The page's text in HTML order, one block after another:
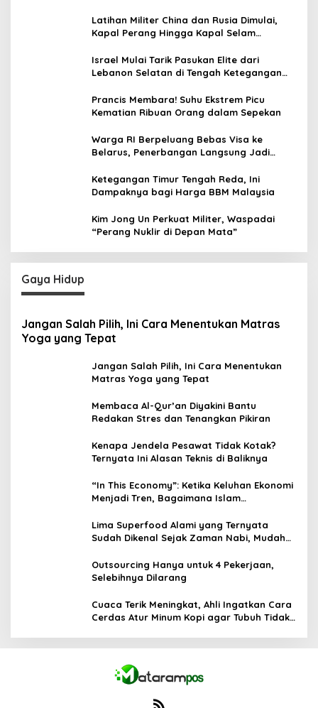
Latihan Militer China dan Rusia Dimulai,
Kapal Perang Hingga Kapal Selam
Israel Mulai Tarik Pasukan Elite dari
Lebanon Selatan di Tengah Ketegangan
Prancis Membara! Suhu Ekstrem Picu
Kematian Ribuan Orang dalam Sepekan
Warga RI Berpeluang Bebas Visa ke
Belarus, Penerbangan Langsung Jadi
Ketegangan Timur Tengah Reda, Ini
Dampaknya bagi Harga BBM Malaysia
Kim Jong Un Perkuat Militer, Waspadai
“Perang Nuklir di Depan Mata”
Gaya Hidup
Jangan Salah Pilih, Ini Cara Menentukan Matras
Yoga yang Tepat
Jangan Salah Pilih, Ini Cara Menentukan
Matras Yoga yang Tepat
Membaca Al-Qur’an Diyakini Bantu
Redakan Stres dan Tenangkan Pikiran
Kenapa Jendela Pesawat Tidak Kotak?
Ternyata Ini Alasan Teknis di Baliknya
“In This Economy”: Ketika Keluhan Ekonomi
Menjadi Tren, Bagaimana Islam
Lima Superfood Alami yang Ternyata
Sudah Dikenal Sejak Zaman Nabi, Mudah
Outsourcing Hanya untuk 4 Pekerjaan,
Selebihnya Dilarang
Cuaca Terik Meningkat, Ahli Ingatkan Cara
Cerdas Atur Minum Kopi agar Tubuh Tidak